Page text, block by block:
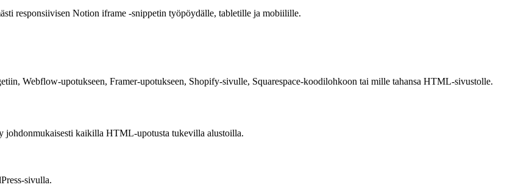
responsiivisen Notion iframe -snippetin työpöydälle, tabletille ja mobiilille.
Webflow-upotukseen, Framer-upotukseen, Shopify-sivulle, Squarespace-koodilohkoon tai mille tahansa HTML-sivustolle.
johdonmukaisesti kaikilla HTML-upotusta tukevilla alustoilla.
sivulla.